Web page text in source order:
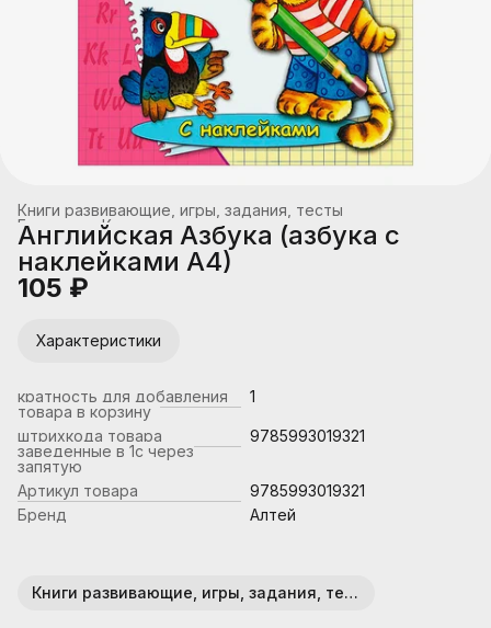
Книги развивающие, игры, задания, тесты
Книжная продукция
Главная
Английская Азбука (азбука с
наклейками А4)
105 ₽
Характеристики
кратность для добавления
товара в корзину
1
штрихкода товара
заведенные в 1с через
запятую
9785993019321
Артикул товара
9785993019321
Бренд
Алтей
Книги развивающие, игры, задания, тесты